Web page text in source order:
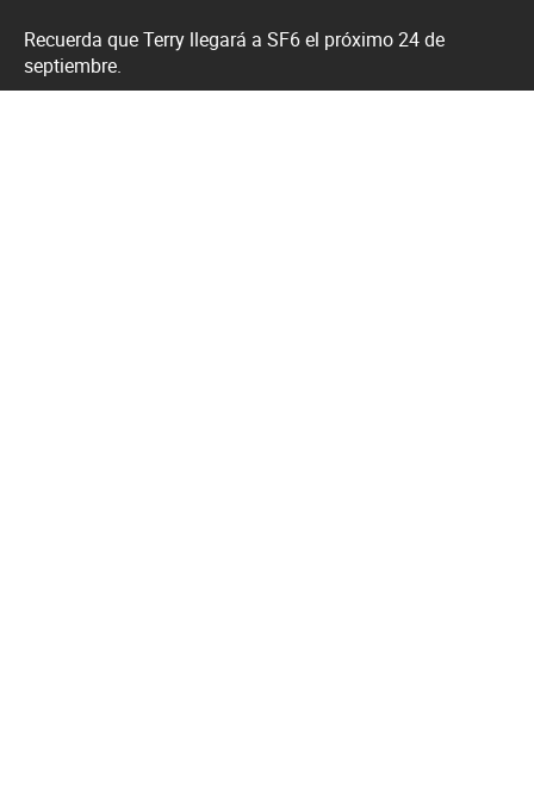
Recuerda que Terry llegará a SF6 el próximo 24 de
septiembre.